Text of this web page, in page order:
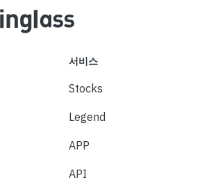
서비스
Stocks
Legend
APP
API